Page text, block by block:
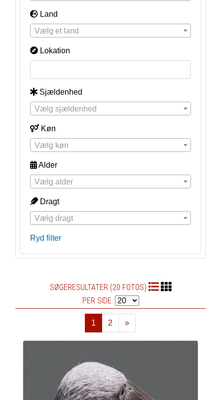
Land
Vælg et land
Lokation
Sjældenhed
Vælg sjældenhed
Køn
Vælg køn
Alder
Vælg alder
Dragt
Vælg dragt
Ryd filter
SØGERESULTATER (20 FOTOS)
PER SIDE:
1 2
»
Næste